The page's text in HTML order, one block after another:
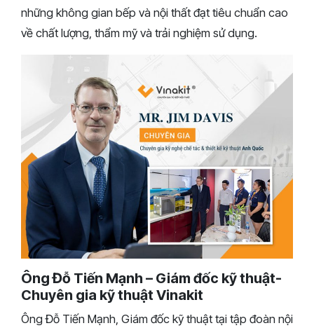
những không gian bếp và nội thất đạt tiêu chuẩn cao
về chất lượng, thẩm mỹ và trải nghiệm sử dụng.
Ông Đỗ Tiến Mạnh – Giám đốc kỹ thuật-
Chuyên gia kỹ thuật Vinakit
Ông Đỗ Tiến Mạnh, Giám đốc kỹ thuật tại tập đoàn nội